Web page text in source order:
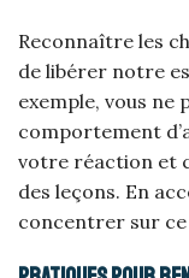
Reconnaître les
de libérer notre
exemple, vous ne
comportement
votre réaction et
des leçons. En
concentrer sur ce